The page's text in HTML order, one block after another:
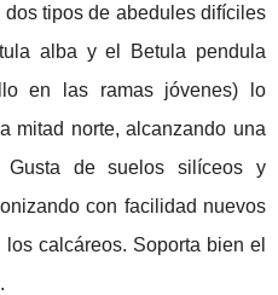
tipos de abedules difíciles
alba y el Betula pendula
en las ramas jóvenes) lo
mitad norte, alcanzando una
de suelos silíceos y
con facilidad nuevos
calcáreos. Soporta bien el